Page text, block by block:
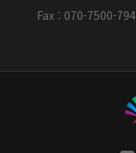
Fax : 070-7500-